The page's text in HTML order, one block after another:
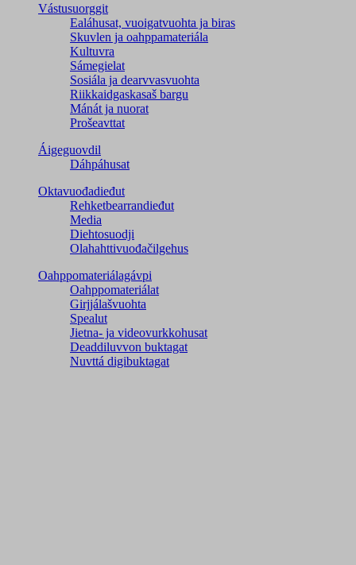
Vástusuorggit
Ealáhusat, vuoigatvuohta ja biras
Skuvlen ja oahppamateriála
Kultuvra
Sámegielat
Sosiála ja dearvvasvuohta
Riikkaidgaskasaš bargu
Mánát ja nuorat
Prošeavttat
Áigeguovdil
Dáhpáhusat
Oktavuođadieđut
Rehketbearrandieđut
Media
Diehtosuodji
Olahahttivuođačilgehus
Oahppomateriálagávpi
Oahppomateriálat
Girjjálašvuohta
Spealut
Jietna- ja videovurkkohusat
Deaddiluvvon buktagat
Nuvttá digibuktagat